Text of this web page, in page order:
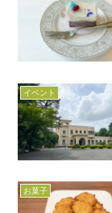
イベント
お菓子